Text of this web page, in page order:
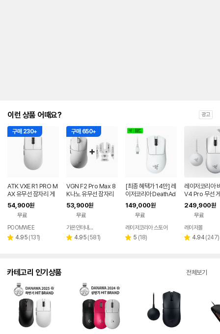
이런 상품 어때요? 광고
구매 230+
ATK VXE R1 PRO M
AX 유무선 잠자리 게
이밍 마우스 화이트
54,900원
무료
POOMWEE
별 4.95 리
(131)
구매 650+
VGN F2 Pro Max 8
K나노 유무선 잠자리
게이밍 마우스 화이트
53,900원
무료
페이
가온인터내셔날
별 4.95 리
(581)
[최종 혜택가 14만] 레
이저코리아 DeathAd
der V3 Pro e스포츠
무선 게이밍 마우스 화
이트
149,000원
무료
레이저코리아 스토어
별 5 리
(18)
레이저코리아
V4 Pro 무선
마우스 바브사
글 화이트
249,900원
무료
레이저몰
별 4.94 리
(247)
카테고리 인기상품 전체보기